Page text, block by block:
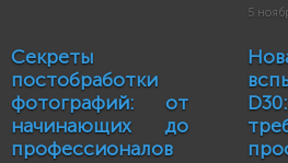
5
Секреты
постобработки
фотографий: от
начинающих до
профессионалов